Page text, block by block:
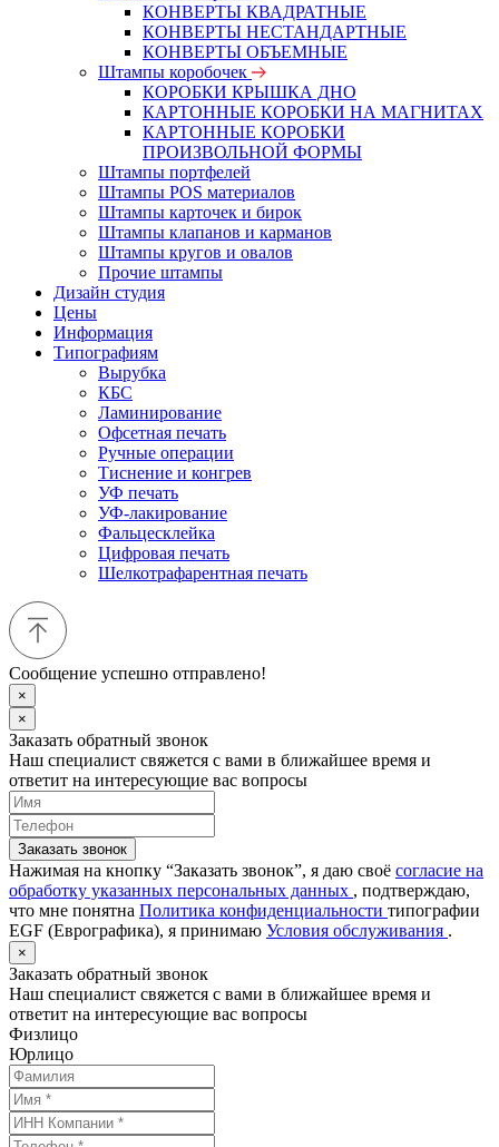
КОНВЕРТЫ КВАДРАТНЫЕ
КОНВЕРТЫ НЕСТАНДАРТНЫЕ
КОНВЕРТЫ ОБЪЕМНЫЕ
Штампы коробочек
КОРОБКИ КРЫШКА ДНО
КАРТОННЫЕ КОРОБКИ НА МАГНИТАХ
КАРТОННЫЕ КОРОБКИ
ПРОИЗВОЛЬНОЙ ФОРМЫ
Штампы портфелей
Штампы POS материалов
Штампы карточек и бирок
Штампы клапанов и карманов
Штампы кругов и овалов
Прочие штампы
Дизайн студия
Цены
Информация
Типографиям
Вырубка
КБС
Ламинирование
Офсетная печать
Ручные операции
Тиснение и конгрев
УФ печать
УФ-лакирование
Фальцесклейка
Цифровая печать
Шелкотрафарентная печать
Сообщение успешно отправлено!
×
×
Заказать обратный звонок
Наш специалист свяжется с вами в ближайшее время и
ответит на интересующие вас вопросы
Заказать звонок
Нажимая на кнопку “Заказать звонок”, я даю своё согласие на
обработку указанных персональных данных , подтверждаю,
что мне понятна Политика конфиденциальности типографии
EGF (Еврографика), я принимаю Условия обслуживания .
×
Заказать обратный звонок
Наш специалист свяжется с вами в ближайшее время и
ответит на интересующие вас вопросы
Физлицо
Юрлицо